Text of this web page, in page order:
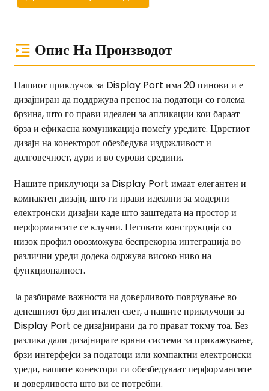
Опис На Производот
Нашиот приклучок за Display Port има 20 пинови и е
дизајниран да поддржува пренос на податоци со голема
брзина, што го прави идеален за апликации кои бараат
брза и ефикасна комуникација помеѓу уредите. Цврстиот
дизајн на конекторот обезбедува издржливост и
долговечност, дури и во сурови средини.
Нашите приклучоци за Display Port имаат елегантен и
компактен дизајн, што ги прави идеални за модерни
електронски дизајни каде што заштедата на простор и
перформансите се клучни. Неговата конструкција со
низок профил овозможува беспрекорна интеграција во
различни уреди додека одржува високо ниво на
функционалност.
Ја разбираме важноста на доверливото поврзување во
денешниот брз дигитален свет, а нашите приклучоци за
Display Port се дизајнирани да го прават токму тоа. Без
разлика дали дизајнирате врвни системи за прикажување,
брзи интерфејси за податоци или компактни електронски
уреди, нашите конектори ги обезбедуваат перформансите
и доверливоста што ви се потребни.